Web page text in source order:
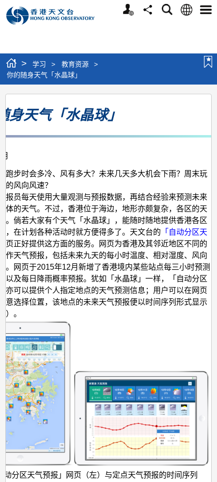
个
分
搜
语
选
> 学习 > 教育资源
>
你的随身天气「水晶球」
你
的
天
气
「水
晶
球」
身天气「水晶球」
跑步时会多冷、风有多大？未来几天多大机会下雨？周末玩
的风向风速？
报员每天使用大量观测与预报数据，再结合经验来预测未来
体的天气。不过，香港位于海边，地形亦颇复杂，各区的天
。倘若大家有个天气「水晶球」，能随时随地提供香港各区
，在计划各种活动时就方便得多了。天文台的 「自动分区天
页正好提供这方面的服务。网页为香港及其邻近地区不同的
作天气预报，包括未来九天的每小时温度、相对湿度、风向
。网页于2015年12月新增了香港境内某些站点每三小时预测
以及每日降雨概率预报。犹如「水晶球」一样，「自动分区
亦可以提供个人指定地点的天气预测信息；用户可以在网页
意选择位置，该地点的未来天气预报便以时间序列形式显示
）。
分区天气预报」网页（左）与定点天气预报的时间序列